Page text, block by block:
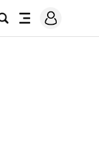
검
전
메
그